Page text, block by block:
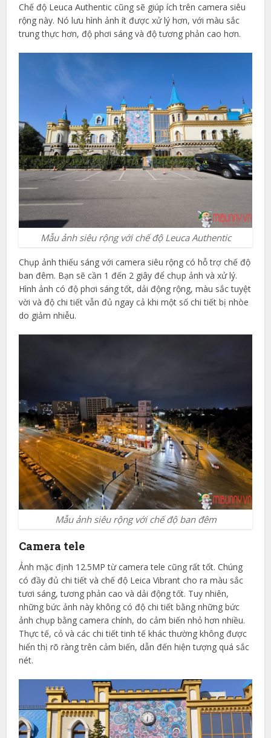
Chế độ Leuca Authentic cũng sẽ giúp ích trên camera siêu
rộng này. Nó lưu hình ảnh ít được xử lý hơn, với màu sắc
trung thực hơn, độ phơi sáng và độ tương phản cao hơn.
Mẫu ảnh siêu rộng với chế độ Leuca Authentic
Chụp ảnh thiếu sáng với camera siêu rộng có hỗ trợ chế độ
ban đêm. Bạn sẽ cần 1 đến 2 giây để chụp ảnh và xử lý.
Hình ảnh có độ phơi sáng tốt, dải động rộng, màu sắc tuyệt
vời và độ chi tiết vẫn đủ ngay cả khi một số chi tiết bị nhòe
do giảm nhiễu.
Mẫu ảnh siêu rộng với chế độ ban đêm
Camera tele
Ảnh mặc định 12.5MP từ camera tele cũng rất tốt. Chúng
có đầy đủ chi tiết và chế độ Leica Vibrant cho ra màu sắc
tươi sáng, tương phản cao và dải động tốt. Tuy nhiên,
những bức ảnh này không có độ chi tiết bằng những bức
ảnh chụp bằng camera chính, do cảm biến nhỏ hơn nhiều.
Thực tế, cỏ và các chi tiết tinh tế khác thường không được
hiển thị rõ ràng trên cảm biến, dẫn đến hiện tượng quá sắc
nét.